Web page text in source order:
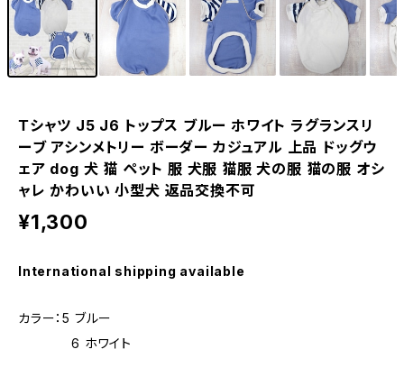
Ｔシャツ J5 J6 トップス ブルー ホワイト ラグランスリ
ーブ アシンメトリー ボーダー カジュアル 上品 ドッグウ
ェア dog 犬 猫 ペット 服 犬服 猫服 犬の服 猫の服 オシ
ャレ かわいい 小型犬 返品交換不可
¥1,300
International shipping available
カラー：5 ブルー
6 ホワイト